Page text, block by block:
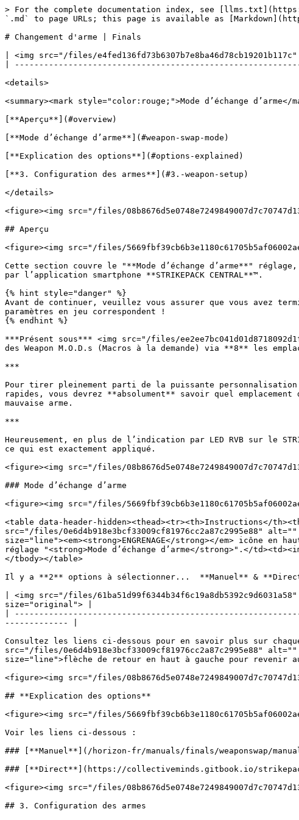
> For the complete documentation index, see
`.md` to page URLs; this page is available as
# Changement d'arme | Finals
| <img src="/files/
|
<details>
<summary><mark style="color:rouge;">Mode d’échange d’arme</
[**Aperçu**](#overview)
[**Mode d’échange d’arme**](#weapon-swap-mode)
[**Explication des options**](#options-explained)
[**3. Configuration des armes**](#3.-weapon-setup)
</details>
<figure><img src="/files/
## Aperçu
<figure><img src="/files/
Cette section couvre le "**Mode d’échange d’arme**" réglage,
par l’application smartphone **STRIKEPACK CENTRAL**™.
{% hint style="danger" %}
Avant de continuer, veuillez vous assurer que vous avez
paramètres en jeu correspondent !
{% endhint %}
***Présent sous*** <img src="/files/
des Weapon M.O.D.s (Macros à la demande) via **8** les
***
Pour tirer pleinement parti de la puissante personnalisation
rapides, vous devrez **absolument** savoir quel
mauvaise arme.
***
Heureusement, en plus de l’indication par LED RVB sur le
ce qui est exactement appliqué.
<figure><img src="/files/
### Mode d’échange d’arme
<figure><img src="/files/
<table data-header-hidden><thead><tr><th>Instructions</
src="/files/0e6d4b918e3bcf33009cf81976cc2a87c2995e88"
size="line"><em><strong>ENGRENAGE</strong></em>
réglage "<strong>Mode d’échange d’arme</strong>".</
</tbody></table>
Il y a **2** options à sélectionner...  **Manuel** &
| <img src="/files/
size="original"> |
|
------------- |
Consultez les liens ci-dessous pour en savoir plus sur
src="/files/0e6d4b918e3bcf33009cf81976cc2a87c2995e88"
size="line">flèche de retour en haut à gauche pour revenir
<figure><img src="/files/
## **Explication des options**
<figure><img src="/files/
Voir les liens ci-dessous :
### [**Manuel**](/horizon-fr/manuals/finals/weaponswap/
### [**Direct**](https://collectiveminds.gitbook.io/
<figure><img src="/files/
## 3. Configuration des armes